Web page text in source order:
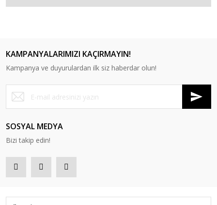
KAMPANYALARIMIZI KAÇIRMAYIN!
Kampanya ve duyurulardan ilk siz haberdar olun!
SOSYAL MEDYA
Bizi takip edin!